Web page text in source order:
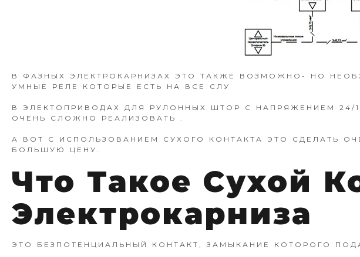
В ФАЗНЫХ ЭЛЕКТРОКАРНИЗАХ ЭТО ТАКЖЕ ВОЗМОЖНО- НО
УМНЫЕ РЕЛЕ КОТОРЫЕ ЕСТЬ НА ВСЕ СЛУ
В ЭЛЕКТОПРИВОДАХ ДЛЯ РУЛОННЫХ ШТОР С НАПРЯЖЕНИЕМ
ОЧЕНЬ СЛОЖНО РЕАЛИЗОВАТЬ .
А ВОТ С ИСПОЛЬЗОВАНИЕМ СУХОГО КОНТАКТА ЭТО СДЕЛАТЬ
БОЛЬШУЮ ЦЕНУ.
Что Такое Сухой
Электрокарниза
ЭТО БЕЗПОТЕНЦИАЛЬНЫЙ КОНТАКТ, ЗАМЫКАНИЕ КОТОРОГО